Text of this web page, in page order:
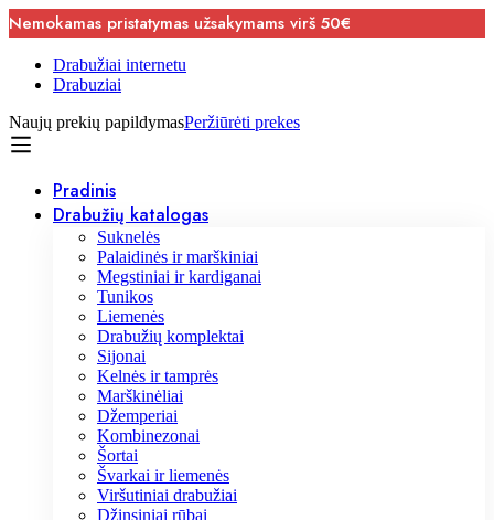
Nemokamas pristatymas užsakymams virš 50€
Drabužiai internetu
Drabuziai
Naujų prekių papildymasPeržiūrėti prekes
Pradinis
Drabužių katalogas
Suknelės
Palaidinės ir marškiniai
Megstiniai ir kardiganai
Tunikos
Liemenės
Drabužių komplektai
Sijonai
Kelnės ir tamprės
Marškinėliai
Džemperiai
Kombinezonai
Šortai
Švarkai ir liemenės
Viršutiniai drabužiai
Džinsiniai rūbai